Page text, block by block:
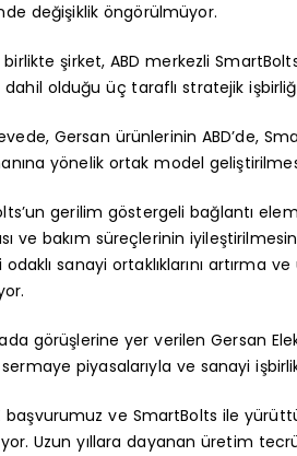
değişiklik öngörülmüyor.
birlikte şirket, ABD merkezli
dahil olduğu üç taraflı stratejik
Gersan ürünlerinin ABD’de,
yönelik ortak model
gerilim göstergeli bağlantı
ve bakım süreçlerinin
odaklı sanayi ortaklıklarını artırma
görüşlerine yer verilen Gersan
piyasalarıyla ve sanayi
başvurumuz ve SmartBolts ile
Uzun yıllara dayanan üretim